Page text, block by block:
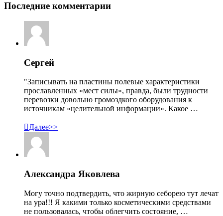
Последние комментарии
Сергей
"Записывать на пластины полевые характеристики
прославленных «мест силы», правда, были трудности
перевозки довольно громоздкого оборудования к
источникам «целительной информации». Какое …
Далее>>
Александра Яковлева
Могу точно подтвердить, что жирную себорею тут лечат
на ура!!! Я какими только косметическими средствами
не пользовалась, чтобы облегчить состояние, …